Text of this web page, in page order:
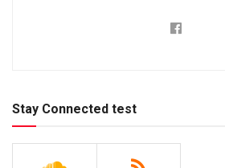
Stay Connected test